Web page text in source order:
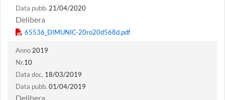
Data pubb. 21/04/2020
Delibera
Anno 2019
Nr.10
Data doc. 18/03/2019
Data pubb. 01/04/2019
Delibera